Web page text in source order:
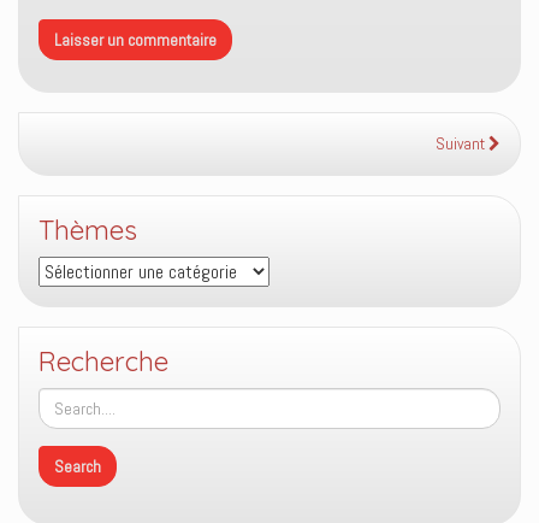
Suivant
Thèmes
Thèmes
Recherche